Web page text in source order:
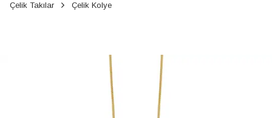
Çelik Takılar Çelik Kolye